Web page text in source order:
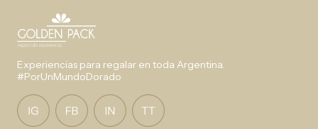
Experiencias para regalar en toda Argentina.
#PorUnMundoDorado